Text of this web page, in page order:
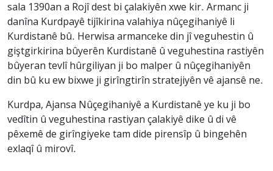
sala 1390an a Rojî dest bi çalakiyên xwe kir. Armanc ji
danîna Kurdpayê tijîkirina valahiya nûçegihaniyê li
Kurdistanê bû. Herwisa armanceke din jî veguhestin û
giştgirkirina bûyerên Kurdistanê û veguhestina rastiyên
bûyeran tevlî hûrgiliyan ji bo malper û nûçegihaniyên
din bû ku ew bixwe ji girîngtirîn stratejiyên vê ajansê ne.
Kurdpa, Ajansa Nûçegihaniyê a Kurdistanê ye ku ji bo
vedîtin û veguhestina rastiyan çalakiyê dike û di vê
pêxemê de girîngiyeke tam dide pirensîp û bingehên
exlaqî û mirovî.